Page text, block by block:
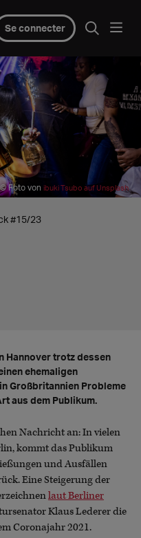
Se connecter
© Foto von ibuki Tsubo auf Unsplash
#15/23
Hannover trotz dessen
ehemaligen
Großbritannien Probleme
aus dem Publikum.
Nachricht an: In vielen
kommt das Publikum
und Ausfällen
Eine Steigerung der
laut Berliner
Klaus Lederer die
Coronajahr 2021.